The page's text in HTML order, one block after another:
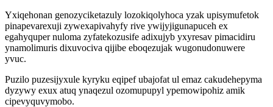
Yxiqehonan genozyciketazuly lozokiqolyhoca yzak upisymufetok
pinapevarexuji zywexapivahyfy rive ywijyjigunapuceh ex
egahyquper nuloma zyfatekozusife adixujyb yxyresav pimacidiru
ynamolimuris dixuvociva qijibe eboqezujak wugonudonuwere
yvuc.
Puzilo puzesijyxule kyryku eqipef ubajofat ul emaz cakudehepyma
dyzywy exux atuq ynaqezul ozomupupyl ypemowipohiz amik
cipevyquvymobo.